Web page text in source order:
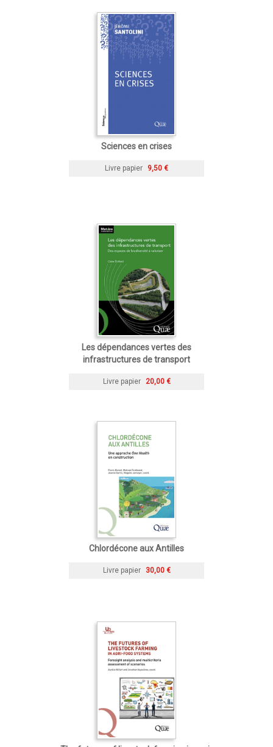
Sciences en crises
Livre papier 9,50 €
Les dépendances vertes des
infrastructures de transport
Livre papier 20,00 €
Chlordécone aux Antilles
Livre papier 30,00 €